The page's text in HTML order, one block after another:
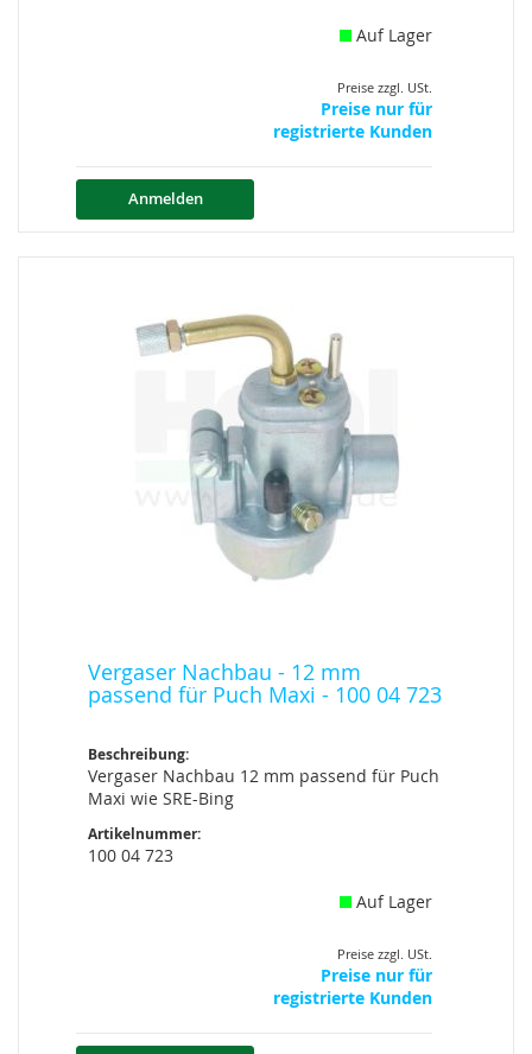
Auf Lager
Preise zzgl. USt.
Preise nur für
registrierte Kunden
Anmelden
Vergaser Nachbau - 12 mm
passend für Puch Maxi - 100 04 723
Beschreibung:
Vergaser Nachbau 12 mm passend für Puch
Maxi wie SRE-Bing
Artikelnummer:
100 04 723
Auf Lager
Preise zzgl. USt.
Preise nur für
registrierte Kunden